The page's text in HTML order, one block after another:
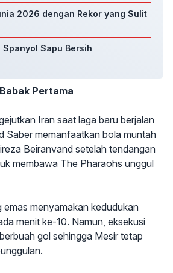
2026 dengan Rekor yang Sulit
Sapu Bersih
Pertama
Iran saat laga baru berjalan
Saber memanfaatkan bola muntah
Beiranvand setelah tendangan
membawa The Pharaohs unggul
emas menyamakan kedudukan
menit ke-10. Namun, eksekusi
gol sehingga Mesir tetap